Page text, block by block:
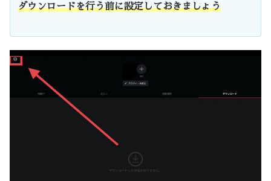
ダウンロードを行う前に設定しておきましょう